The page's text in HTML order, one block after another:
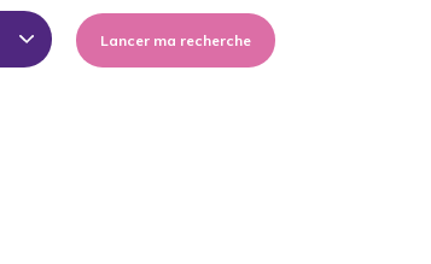
Lancer ma recherche